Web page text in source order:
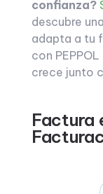
confianza?
descubre
adapta a tu
con
crece junto
Factura